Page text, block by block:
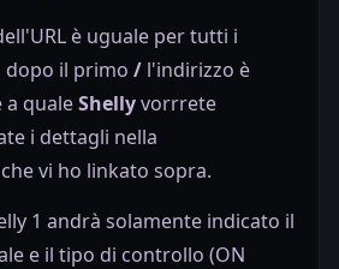
è uguale per tutti i
dopo il primo / l'indirizzo è
a qualeShellyvorrrete
i dettagli nella
vi ho linkato sopra.
1 andrà solamente indicato il
e il tipo di controllo (ON